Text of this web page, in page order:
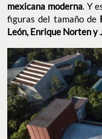
mexicana moderna. Y
figuras del tamaño de
León, Enrique Norten y